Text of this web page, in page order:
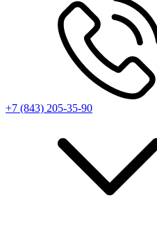
+7 (843) 205-35-90